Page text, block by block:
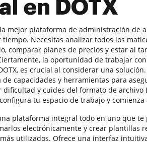
en DOTX
mejor plataforma de administración de
tiempo. Necesitas analizar todos los
comparar planes de precios y estar al
la oportunidad de trabajar
es crucial al considerar una
de capacidades y herramientas para
y cuides del formato de archivo
tu espacio de trabajo y
plataforma integral todo en uno que
electrónicamente y crear plantillas
utilizados. Ofrece una interfaz